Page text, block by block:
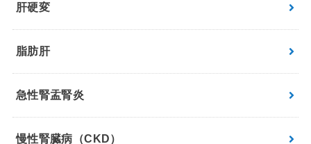
肝硬変
脂肪肝
急性腎盂腎炎
慢性腎臓病（CKD）